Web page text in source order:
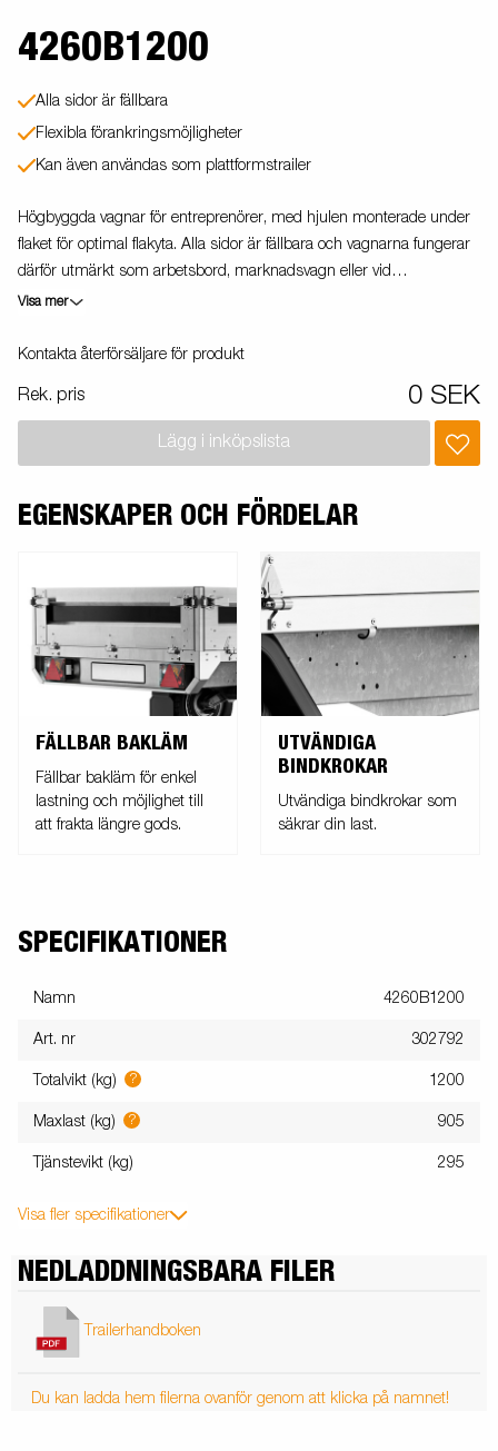
4260B1200
Alla sidor är fällbara
Flexibla förankringsmöjligheter
Kan även användas som plattformstrailer
Högbyggda vagnar för entreprenörer, med hjulen monterade under
flaket för optimal flakyta. Alla sidor är fällbara och vagnarna fungerar
därför utmärkt som arbetsbord, marknadsvagn eller vid
trucklastning. En kraftig stålkantsprofil löper längs med långsidan på
lastning och lossning med gaffeltruck hjälper denna till att skydda
Visa mer
Kontakta återförsäljare för produkt
Rek. pris 0 SEK
Lägg i inköpslista
EGENSKAPER OCH FÖRDELAR
FÄLLBAR BAKLÄM
Fällbar bakläm för enkel
lastning och möjlighet till
att frakta längre gods.
UTVÄNDIGA
BINDKROKAR
Utvändiga bindkrokar som
säkrar din last.
SPECIFIKATIONER
Namn 4260B1200
Art. nr 302792
Totalvikt (kg) ? 1200
Maxlast (kg) ? 905
Tjänstevikt (kg) 295
Visa fler specifikationer
NEDLADDNINGSBARA FILER
Trailerhandboken
Du kan ladda hem filerna ovanför genom att klicka på namnet!